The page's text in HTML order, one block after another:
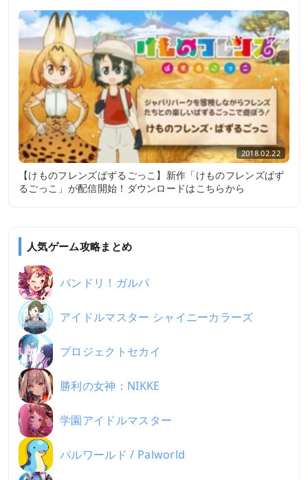
2018.02.22
【けものフレンズぱずるごっこ】新作「けものフレンズぱず
るごっこ」が配信開始！ダウンロードはこちらから
人気ゲーム攻略まとめ
バンドリ！ガルパ
アイドルマスター シャイニーカラーズ
プロジェクトセカイ
勝利の女神：NIKKE
学園アイドルマスター
パルワールド / Palworld